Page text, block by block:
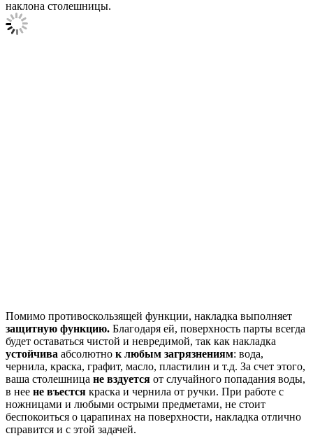
наклона столешницы.
Помимо противоскользящей функции, накладка выполняет
защитную функцию. Благодаря ей, поверхность парты всегда
будет оставаться чистой и невредимой, так как накладка
устойчива абсолютно к любым загрязнениям: вода,
чернила, краска, графит, масло, пластилин и т.д. За счет этого,
ваша столешница не вздуется от случайного попадания воды,
в нее не въестся краска и чернила от ручки. При работе с
ножницами и любыми острыми предметами, не стоит
беспокоиться о царапинах на поверхности, накладка отлично
справится и с этой задачей.